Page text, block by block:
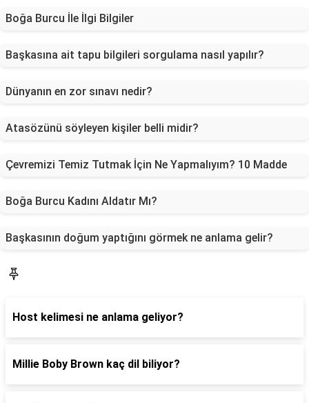
Boğa Burcu İle İlgi Bilgiler
Başkasına ait tapu bilgileri sorgulama nasıl yapılır?
Dünyanın en zor sınavı nedir?
Atasözünü söyleyen kişiler belli midir?
Çevremizi Temiz Tutmak İçin Ne Yapmalıyım? 10 Madde
Boğa Burcu Kadını Aldatır Mı?
Başkasının doğum yaptığını görmek ne anlama gelir?
Host kelimesi ne anlama geliyor?
Millie Boby Brown kaç dil biliyor?